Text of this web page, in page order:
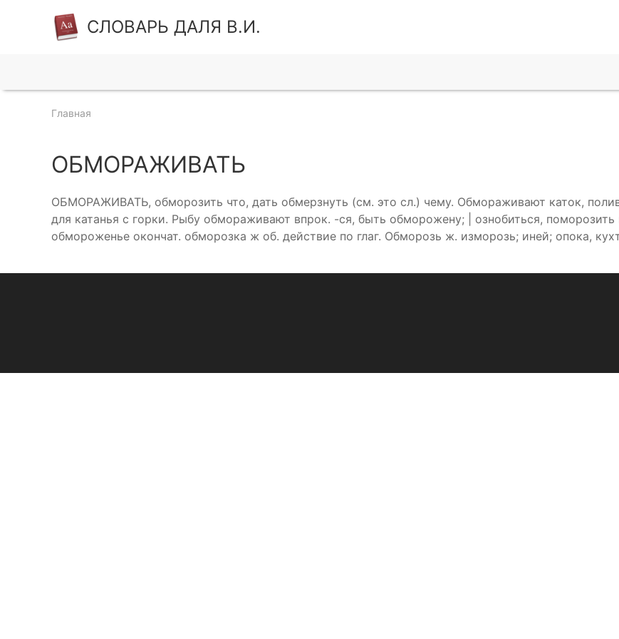
СЛОВАРЬ ДАЛЯ В.И.
Главная
ОБМОРАЖИВАТЬ
ОБМОРАЖИВАТЬ, обморозить что, дать обмерзнуть (см. это сл.) чему. Обмораживают каток,
для катанья с горки. Рыбу обмораживают впрок. -ся, быть обморожену; | ознобиться,
обмороженье окончат. обморозка ж об. действие по глаг. Обморозь ж. изморозь; иней; опока,